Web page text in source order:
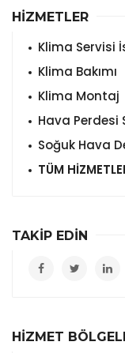
HİZMETLER
Klima Servisi
Klima Bakımı
Klima Montaj
Hava Perdesi
Soğuk Hava
TÜM
TAKİP EDİN
HİZMET